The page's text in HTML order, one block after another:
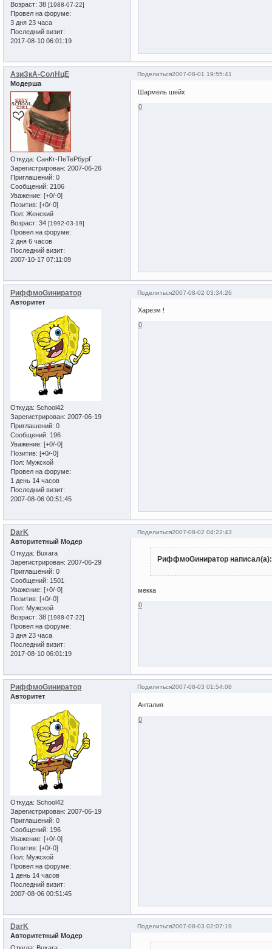
Возраст: 38 [1988-07-22]
Провел на форуме:
3 дня 23 часа
Последний визит:
2017-08-10 06:01:19
Поделиться2007-08-01 19:55:41
АзиЗкА-СолНцЕ
Модерша
Откуда: СанКт-ПеТеРбурГ
Зарегистрирован: 2007-06-26
Приглашений: 0
Сообщений: 2106
Уважение: [+0/-0]
Позитив: [+0/-0]
Пол: Женский
Возраст: 34 [1992-03-19]
Провел на форуме:
2 дня 6 часов
Последний визит:
2007-10-17 07:11:09
Шармель шейх
0
Поделиться2007-08-02 03:34:26
РиффмоGиниратор
Авторитет
Откуда: School42
Зарегистрирован: 2007-06-19
Приглашений: 0
Сообщений: 196
Уважение: [+0/-0]
Позитив: [+0/-0]
Пол: Мужской
Провел на форуме:
1 день 14 часов
Последний визит:
2007-08-06 00:51:45
Харезм !
0
Поделиться2007-08-02 04:22:43
DarK
Авторитетный Модер
Откуда: Buxara
Зарегистрирован: 2007-06-29
Приглашений: 0
Сообщений: 1501
Уважение: [+0/-0]
Позитив: [+0/-0]
Пол: Мужской
Возраст: 38 [1988-07-22]
Провел на форуме:
3 дня 23 часа
Последний визит:
2017-08-10 06:01:19
РиффмоGиниратор написал(а):
мекка
0
Поделиться2007-08-03 01:54:08
РиффмоGиниратор
Авторитет
Откуда: School42
Зарегистрирован: 2007-06-19
Приглашений: 0
Сообщений: 196
Уважение: [+0/-0]
Позитив: [+0/-0]
Пол: Мужской
Провел на форуме:
1 день 14 часов
Последний визит:
2007-08-06 00:51:45
Анталия
0
Поделиться2007-08-03 02:07:19
DarK
Авторитетный Модер